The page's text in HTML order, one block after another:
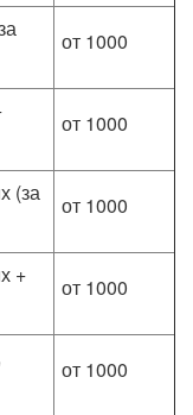
от 1000
от 1000
(за
от 1000
+
от 1000
от 1000